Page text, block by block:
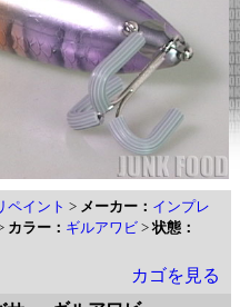
ペイント > メーカー： インプレ
カラー： ギルアワビ >状態：
カゴを見る